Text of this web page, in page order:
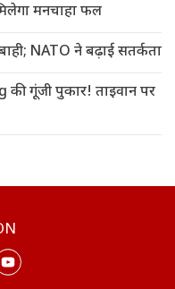
मनचाहा फल
NATO ने बढ़ाई सतर्कता
गूंजी पुकार! ताइवान पर